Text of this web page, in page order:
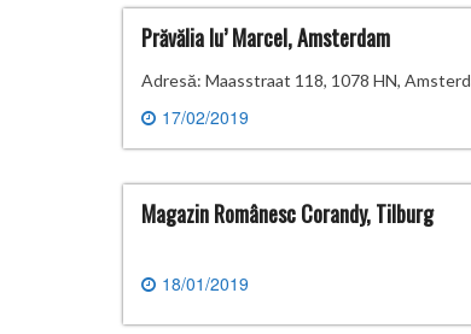
Prăvălia lu’ Marcel, Amsterdam
Adresă: Maasstraat 118, 1078 HN,
17/02/2019
Magazin Românesc Corandy, Tilburg
18/01/2019